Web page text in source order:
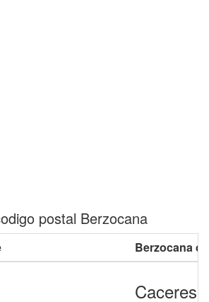
postal Berzocana
Berzocana
Caceres